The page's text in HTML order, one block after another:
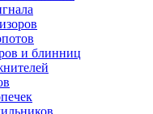
и блинниц